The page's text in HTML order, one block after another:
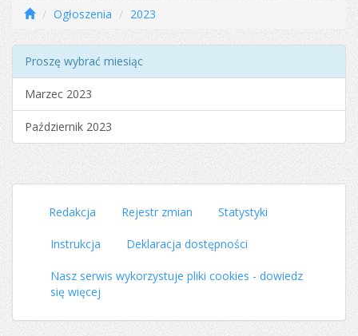
Ogłoszenia 2023
Proszę wybrać miesiąc
Marzec 2023
Październik 2023
Redakcja Rejestr zmian Statystyki
Instrukcja Deklaracja dostępności
Nasz serwis wykorzystuje pliki cookies - dowiedz
się więcej